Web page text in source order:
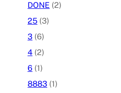
DONE (2)
25 (3)
3 (6)
4 (2)
6 (1)
8883 (1)